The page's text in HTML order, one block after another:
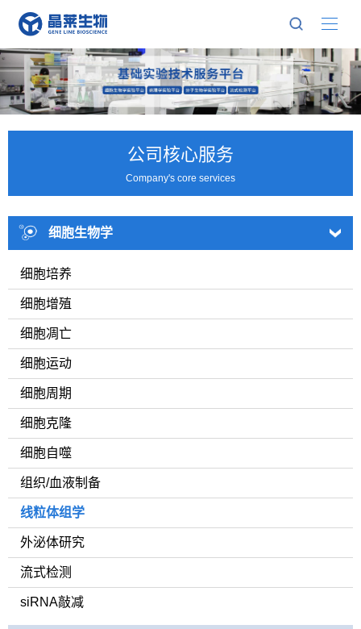
公司核心服务
Company's core services
细胞生物学
细胞培养
细胞增殖
细胞凋亡
细胞运动
细胞周期
细胞克隆
细胞自噬
组织/血液制备
线粒体组学
外泌体研究
流式检测
siRNA敲减